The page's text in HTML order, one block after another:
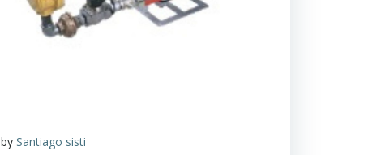
by Santiago sisti